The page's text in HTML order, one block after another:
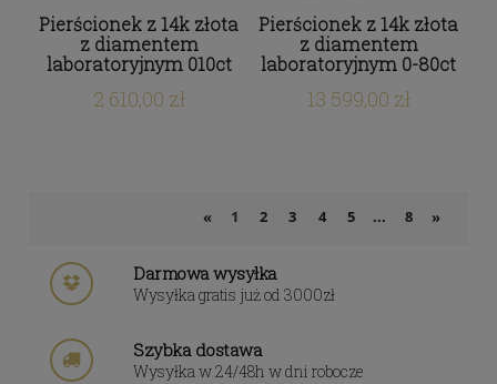
Pierścionek z 14k złota
z diamentem
laboratoryjnym 010ct
2 610,00 zł
Pierścionek z 14k złota
z diamentem
laboratoryjnym 0-80ct
13 599,00 zł
« 1 2 3 4 5 ... 8 »
Darmowa wysyłka
Wysyłka gratis już od 3000zł
Szybka dostawa
Wysyłka w 24/48h w dni robocze